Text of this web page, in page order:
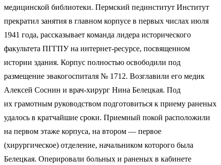
медицинской библиотеки. Пермский пединститут Институт
прекратил занятия в главном корпусе в первых числах июля
1941 года, рассказывает команда лидера исторического
факультета ПГГПУ на интернет-ресурсе, посвященном
истории здания. Корпус полностью освободили под
размещение эвакогоспиталя № 1712. Возглавили его медик
Алексей Соснин и врач-хирург Нина Белецкая. Под
их грамотным руководством подготовиться к приему раненых
удалось в кратчайшие сроки. Приемный покой расположили
на первом этаже корпуса, на втором — первое
(хирургическое) отделение, начальником которого была
Белецкая. Оперировали больных и раненых в кабинете